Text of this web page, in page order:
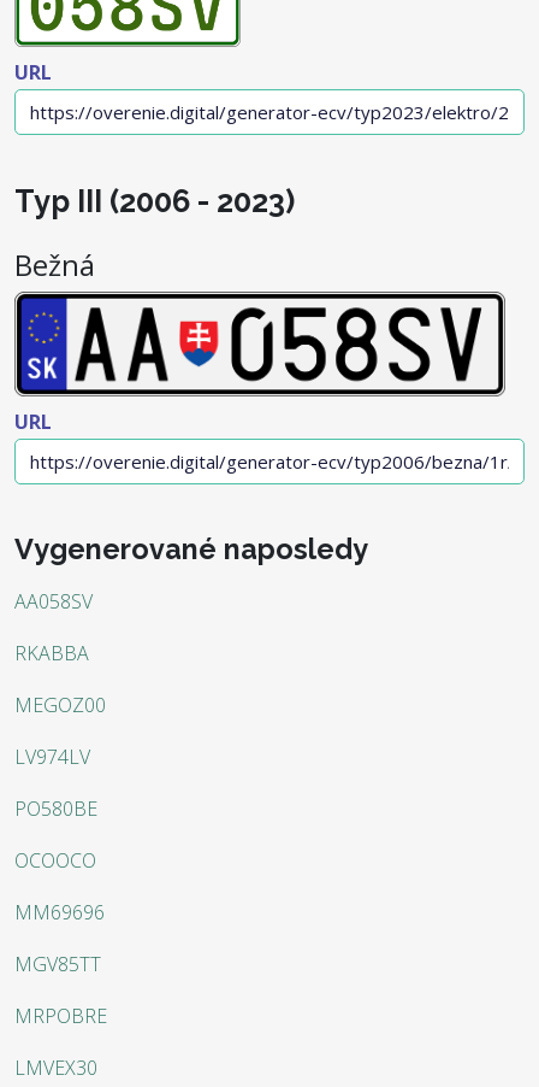
URL
Typ III (2006 - 2023)
Bežná
URL
Vygenerované naposledy
AA058SV
RKABBA
MEGOZ00
LV974LV
PO580BE
OCOOCO
MM69696
MGV85TT
MRPOBRE
LMVEX30